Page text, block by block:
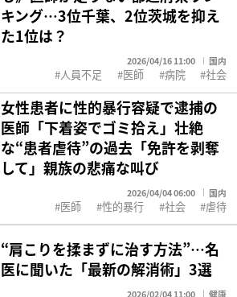
キング…3位千葉、2位茨城を抑え
た1位は？
2026/04/16 11:00 国内
人員不足 医師 病院 社会
女性患者に性的暴行容疑で逮捕の
医師「下着姿でゴミ拾え」壮絶
な“患者虐待”の過去「免許を剥奪
して」親族の悲痛な叫び
2026/04/04 06:00 国内
医師 性的暴行 社会 虐待
“肩こりを揉まずに治す方法”…名
医に聞いた「最新の解消術」3選
2026/02/04 11:00 健康